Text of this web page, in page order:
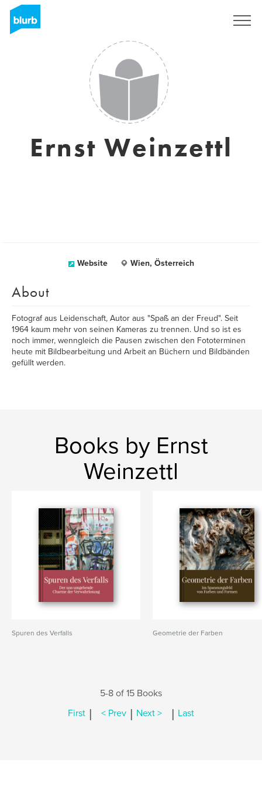
Ernst Weinzettl
Website Wien, Österreich
About
Fotograf aus Leidenschaft, Autor aus "Spaß an der Freud". Seit
1964 kaum mehr von seinen Kameras zu trennen. Und so ist es
noch immer, wenngleich die Pausen zwischen den Fototerminen
heute mit Bildbearbeitung und Arbeit an Büchern und Bildbänden
gefüllt werden.
Books by Ernst
Weinzettl
Spuren des Verfalls Geometrie der Farben
5-8 of 15 Books
First | < Prev | Next > | Last